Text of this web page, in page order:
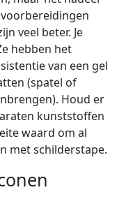
voorbereidingen
veel beter. Je
hebben het
van een gel
(spatel of
Houd er
kunststoffen
waard om al
met schilderstape.